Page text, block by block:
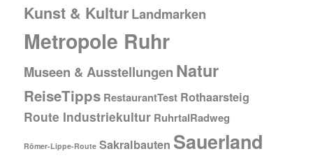
Kunst & KulturLandmarken
Metropole Ruhr
Museen & Ausstellungen Natur
ReiseTipps RestaurantTest Rothaarsteig
Route Industriekultur RuhrtalRadweg
Römer-Lippe-Route Sakralbauten Sauerland